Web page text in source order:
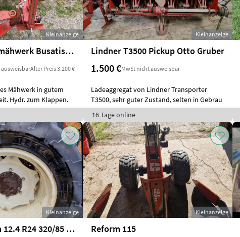
Kleinanzeige
Doppelmessermähwerk Busatis Bidux
Alter Preis 3.200 €
Mähwerk in gutem
Hydr. zum Klappen.
Kleinanzeige
Lindner T3500 Pickup Otto Gruber
1.500 €MwSt nicht ausweisbar
Ladeaggregat von Lindner Transporter
T3500, sehr guter Zustand, selten in Gebrau
16 Tage online
Kleinanzeige
Michelin Reifen 12.4 R24 320/85 R24
Kleinanzeige
Reform 115